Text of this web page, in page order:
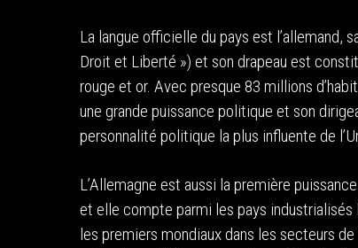
La langue officielle du pays est l’allemand,
Droit et Liberté ») et son drapeau est
rouge et or. Avec presque 83 millions
une grande puissance politique et son
personnalité politique la plus influente de
L’Allemagne est aussi la première
et elle compte parmi les pays
les premiers mondiaux dans les secteurs